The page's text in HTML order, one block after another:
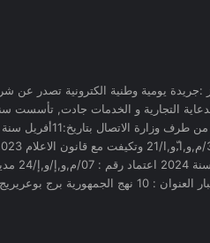
:جريدة يومية وطنية الكترونية تصدر عن
16افريل
نهج الجمهورية برج بوعريريج